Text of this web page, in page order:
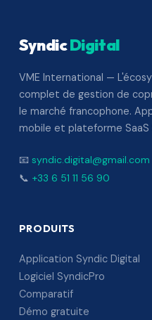
SyndicDigital
VME International —
complet de gestion de
le marché francophone.
mobile et plateforme SaaS
📧 syndic.digital@gmail.com
📞 +33 6 51 11 56 90
PRODUITS
Application Syndic Digital
Logiciel SyndicPro
Comparatif
Démo gratuite